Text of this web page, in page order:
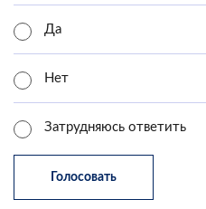
Да
Нет
Затрудняюсь ответить